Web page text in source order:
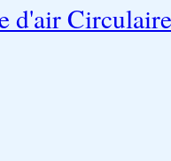
d'air